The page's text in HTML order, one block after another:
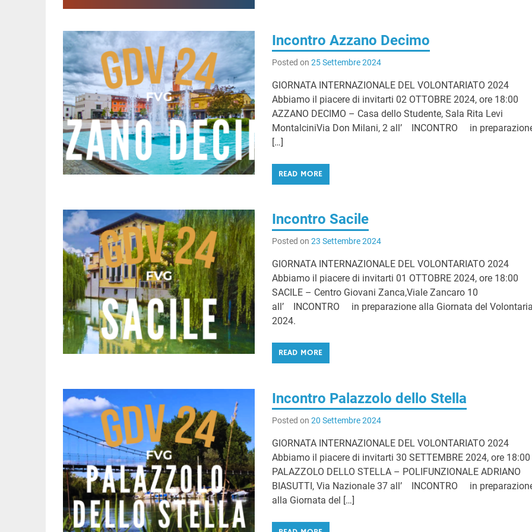
Incontro Azzano Decimo
Posted on25 Settembre 2024
GIORNATA INTERNAZIONALE DEL VOLONTARIATO 2024
Abbiamo il piacere di invitarti 02 OTTOBRE 2024, ore 18:00
AZZANO DECIMO – Casa dello Studente, Sala Rita Levi
MontalciniVia Don Milani, 2 all’ INCONTRO in
[…]
READ MORE
Incontro Sacile
Posted on23 Settembre 2024
GIORNATA INTERNAZIONALE DEL VOLONTARIATO 2024
Abbiamo il piacere di invitarti 01 OTTOBRE 2024, ore 18:00
SACILE – Centro Giovani Zanca,Viale Zancaro 10
all’ INCONTRO in preparazione alla Giornata del
2024.
READ MORE
Incontro Palazzolo dello Stella
Posted on20 Settembre 2024
GIORNATA INTERNAZIONALE DEL VOLONTARIATO 2024
Abbiamo il piacere di invitarti 30 SETTEMBRE 2024, ore 18:00
PALAZZOLO DELLO STELLA – POLIFUNZIONALE ADRIANO
BIASUTTI, Via Nazionale 37 all’ INCONTRO in
alla Giornata del […]